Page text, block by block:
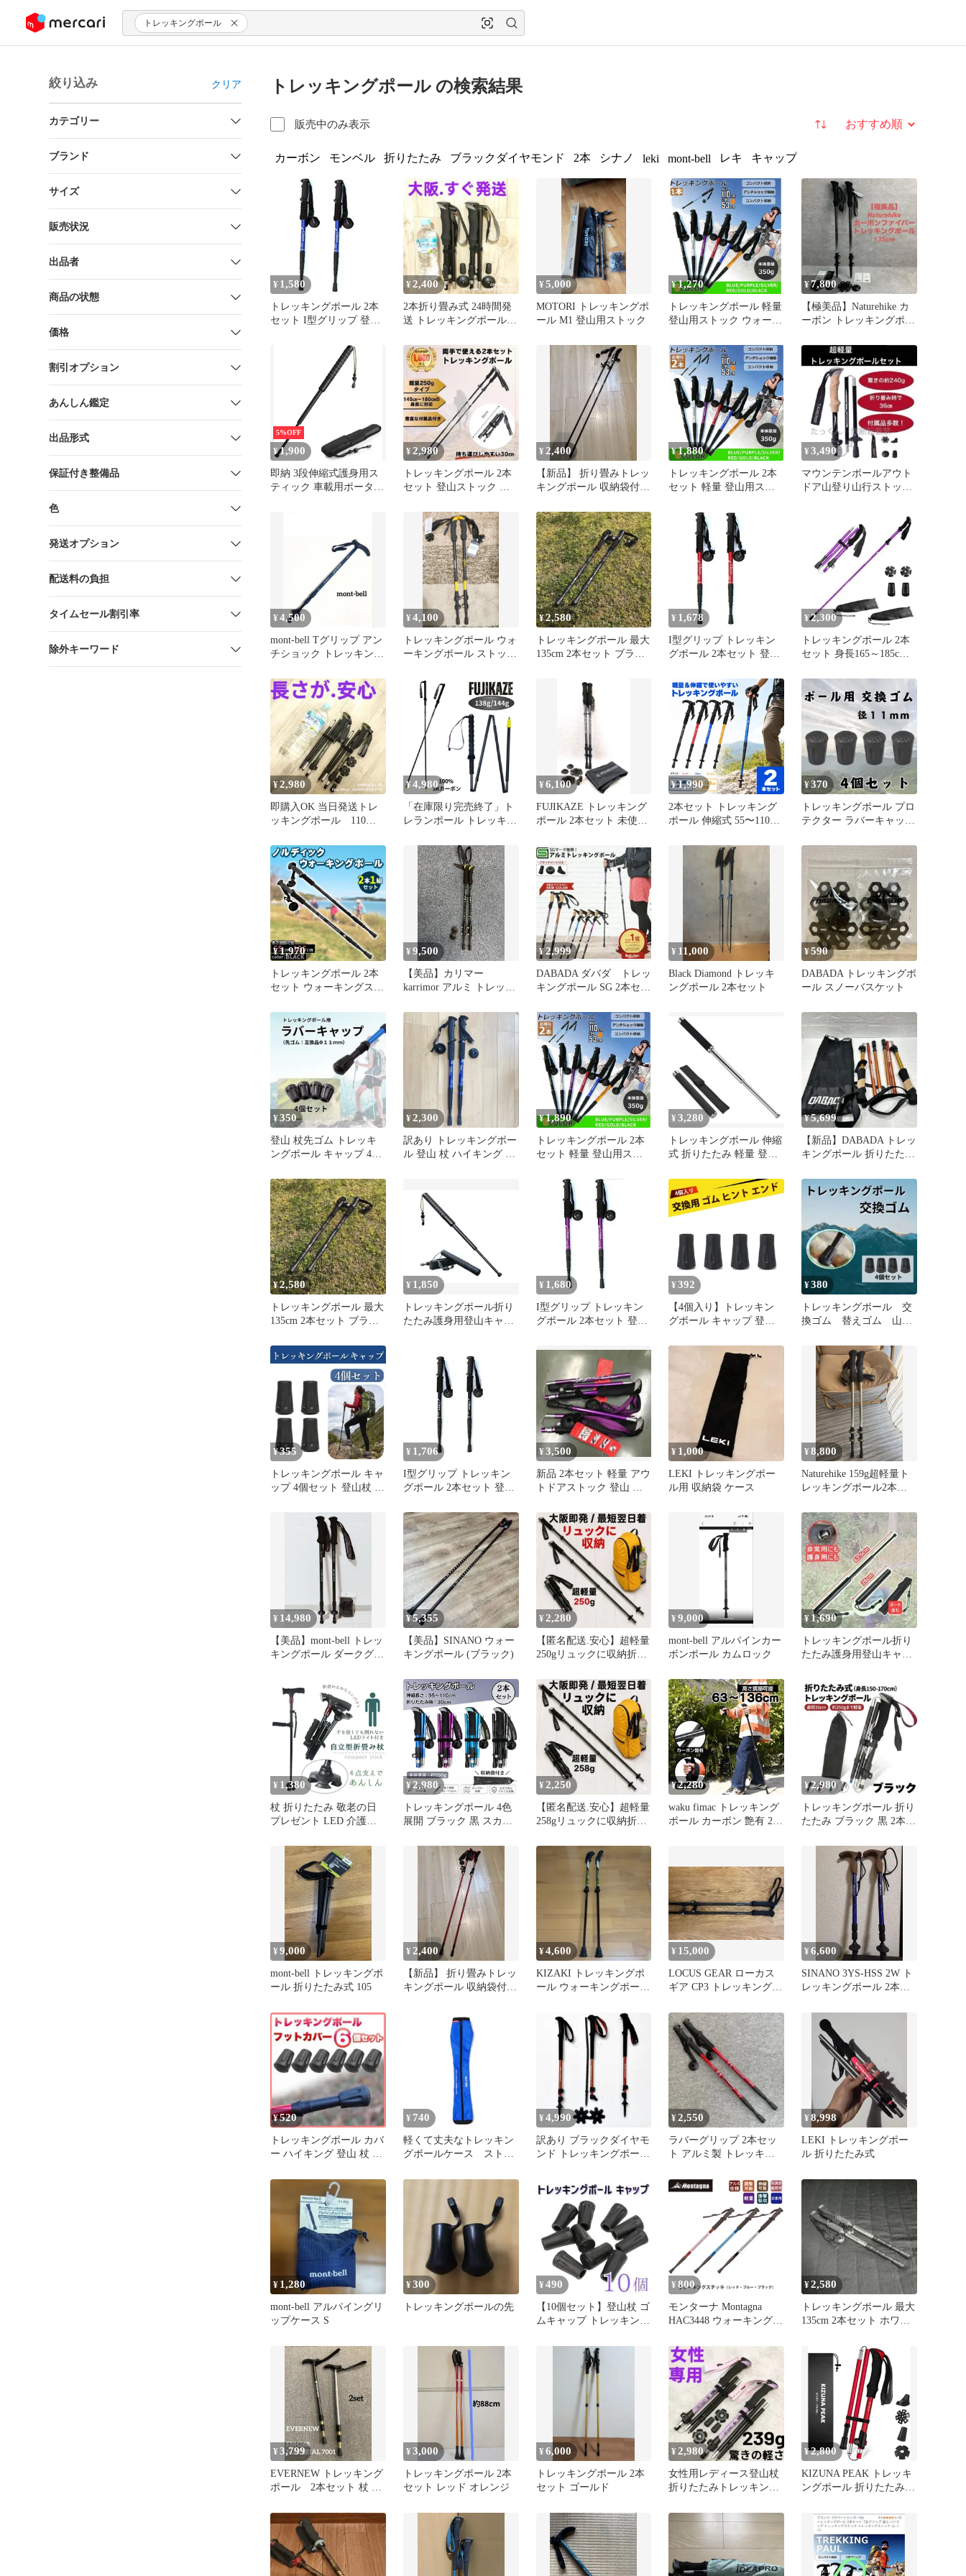
ツにスキップ トレッキングポール
絞り込み クリア
カテゴリー
ブランド
サイズ
販売状況
出品者
商品の状態
価格
割引オプション
あんしん鑑定
出品形式
保証付き整備品
色
発送オプション
配送料の負担
タイムセール割引率
除外キーワード
トレッキングポール の検索結果
販売中のみ表示 並び替え
カーボン モンベル 折りたたみ ブラックダイヤモンド 2本 シナノ leki mont-bell レキ キャップ
¥ 1,580
トレッキングポール 2本
セット I型グリップ 登山
グステッキ (ブルー)[送料
無料(一部地域を除
¥2,400
2本折り畳み式 24時間発
送 トレッキングポール
¥5,000
MOTORI トレッキングポ
ール M1 登山用ストック
¥1,270
トレッキングポール 軽量
登山用ストック ウォーキ
製 I型 伸縮 長さ調整 登
山杖 滑り止め 登山 ハイ
キング ウォーキング ト
レッキング
¥7,800
【極美品】Naturehike カ
ーボン トレッキングポー
5%OFF
¥1,900
即納 3段伸縮式護身用ス
ティック 車載用ポータブ
ポール スイングスティッ
ク ウィンドウブレーカー
用スイングスティック 野
¥2,980
トレッキングポール 2本
セット 登山ストック 軽
ンポール
¥ 2,400
【新品】 折り畳みトレッ
キングポール 収納袋付き
¥1,880
トレッキングポール 2本
セット 軽量 登山用スト
登山 アルミ製 I型 伸縮
長さ調整 登山杖 登山 ハ
イキング ウォーキング
トレッキング
¥ 3,490
マウンテンポールアウト
ドア山登り山行ストック
¥4,500
mont-bell Tグリップ アン
チショック トレッキング
¥4,100
トレッキングポール ウォ
ーキングポール ストック
¥2,580
トレッキングポール 最大
135cm 2本セット ブラッ
¥ 1,678
I型グリップ トレッキン
グポール 2本セット 登山
グステッキ (レッド)[送料
無料(一部地域を除
く)]mer001
¥2,300
トレッキングポール 2本
セット 身長165～185cm
¥2,980
即購入OK 当日発送トレ
ッキングポール 110〜
ット
¥ 4,980
「在庫限り完売終了」ト
レランポール トレッキン
折りたたみ トレラン用ポ
ール ストック 超軽量 コ
ンパクト収納 マウンテン
ランニング 山岳ランニン
グ 登山 ウォーキング ハ
イキング 縦走 APEX-
LIGHT-PRO
¥6,100
FUJIKAZE トレッキング
ポール 2本セット 未使用
¥1,990
2本セット トレッキング
ポール 伸縮式 55〜110cm
キングステッキ登山用ス
トック ウォーキングポー
ル 軽量 アルミ製 アウト
ドア キャンプ 山登り 散
歩 ウォーキング 杖 ブラ
ック レッド ブルー ゴー
¥370
トレッキングポール プロ
テクター ラバーキャップ
ト
¥1,970
トレッキングポール 2本
セット ウォーキングステ
ョック アルミ ステッキ
杖 ノルディック ウォー
キング 登山 キャンプ ブ
¥9,500
【美品】カリマー
karrimor アルミ トレッキ
¥2,999
DABADA ダバダ トレッ
キングポール SG 2本セッ
¥ 11,000
Black Diamond トレッキ
ングポール 2本セット
¥590
DABADA トレッキングポ
ール スノーバスケット
¥350
登山 杖先ゴム トレッキ
ングポール キャップ 4個
性
¥2,300
訳あり トレッキングポー
ル 登山 杖 ハイキング リ
¥1,890
トレッキングポール 2本
セット 軽量 登山用スト
登山 アルミ製 I型 伸縮
長さ調整 登山杖 登山 ハ
イキング ウォーキング
トレッキング
¥ 3,280
トレッキングポール 伸縮
式 折りたたみ 軽量 登山
¥5,699
【新品】DABADA トレッ
キングポール 折りたたみ
¥2,580
トレッキングポール 最大
135cm 2本セット ブラッ
¥ 1,850
トレッキングポール折り
たたみ護身用登山キャン
¥ 1,680
I型グリップ トレッキン
グポール 2本セット 登山
グステッキ (パープル)[送
料無料(一部地域を除
く)]mer001
¥ 392
【4個入り】トレッキン
グポール キャップ 登山
交換用 杖先プロテクター
静音設計 軽量 携帯便利
防滑 耐摩耗 登山 トレッ
キング ハイキング 雪道
泥道 対応
¥380
トレッキングポール 交
換ゴム 替えゴム 山登
ク 登山
¥355
トレッキングポール キャ
ップ 4個セット 登山杖 ス
カバー 汎用 交換用 杖先
プロテクター 静音設計
軽量 携帯便利 防滑 耐摩
耗 登山 トレッキング ハ
イキング 雪道 泥道
¥ 1,706
I型グリップ トレッキン
グポール 2本セット 登山
グステッキ (ブラック)[送
料無料(一部地域を除
く)]mer003
¥3,500
新品 2本セット 軽量 アウ
トドアストック 登山 散
紫
¥ 1,000
LEKI トレッキングポー
ル用 収納袋 ケース
¥8,800
Naturehike 159g超軽量ト
レッキングポール2本セ
¥ 14,980
【美品】mont-bell トレッ
キングポール ダークグリ
¥5,355
【美品】SINANO ウォー
キングポール (ブラック)
¥2,280
【匿名配送.安心】超軽量
250gリュックに収納折り
ポール
¥9,000
mont-bell アルパインカー
ボンポール カムロック
¥ 1,690
トレッキングポール折り
たたみ護身用登山キャン
トドア緊急脱出
¥ 1,380
杖 折りたたみ 敬老の日
プレゼント LED 介護用
4点杖 女性 男性 トレッキ
ングポール かっこいい
伸縮杖 歩行補助杖 oa065
¥2,980
トレッキングポール 4色
展開 ブラック 黒 スカイ
ブルー 青 ウォーキング
ハイキング アウトドア
キャンプ 登山 杖 ステッ
キ リハビリ 運動 軽量 折
りたたみ コンパクト 収
納袋付き 運動補助
¥2,250
【匿名配送.安心】超軽量
258gリュックに収納折り
ポール
¥2,280
waku fimac トレッキング
ポール カーボン 艶有 2本
¥2,980
トレッキングポール 折り
たたみ ブラック 黒 2本セ
¥9,000
mont-bell トレッキングポ
ール 折りたたみ式 105
¥2,400
【新品】 折り畳みトレッ
キングポール 収納袋付き
¥4,600
KIZAKI トレッキングポ
ール ウォーキングポール
¥ 15,000
LOCUS GEAR ローカス
ギア CP3 トレッキングポ
¥6,600
SINANO 3YS-HSS 2W ト
レッキングポール 2本セ
¥520
トレッキングポール カバ
ー ハイキング 登山 杖 滑
¥ 740
軽くて丈夫なトレッキン
グポールケース ストッ
¥4,990
訳あり ブラックダイヤモ
ンド トレッキングポール
¥2,550
ラバーグリップ 2本セッ
ト アルミ製 トレッキン
杖
¥8,998
LEKI トレッキングポー
ル 折りたたみ式
¥ 1,280
mont-bell アルパイングリ
ップケース S
¥300
トレッキングポールの先
¥ 490
【10個セット】登山杖 ゴ
ムキャップ トレッキング
¥ 800
モンターナ Montagna
HAC3448 ウォーキングス
¥2,580
トレッキングポール 最大
135cm 2本セット ホワイ
¥3,799
EVERNEW トレッキング
ポール 2本セット 杖 登
¥3,000
トレッキングポール 2本
セット レッド オレンジ
¥6,000
トレッキングポール 2本
セット ゴールド
¥2,980
女性用レディース登山杖
折りたたみトレッキング
¥2,800
KIZUNA PEAK トレッキ
ングポール 折りたたみ式